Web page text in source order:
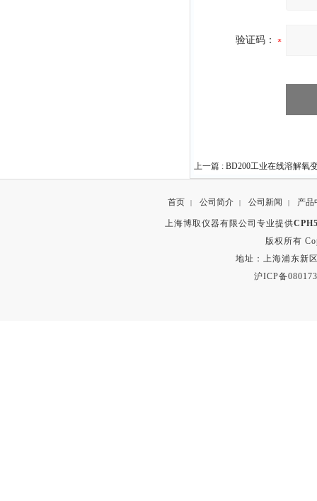
验证码：
上一篇 : BD200工业在线溶解氧
首页 | 公司简介 | 公司新闻 | 产品
上海博取仪器有限公司专业提供
版权所有
地址：上海浦东新
沪ICP备